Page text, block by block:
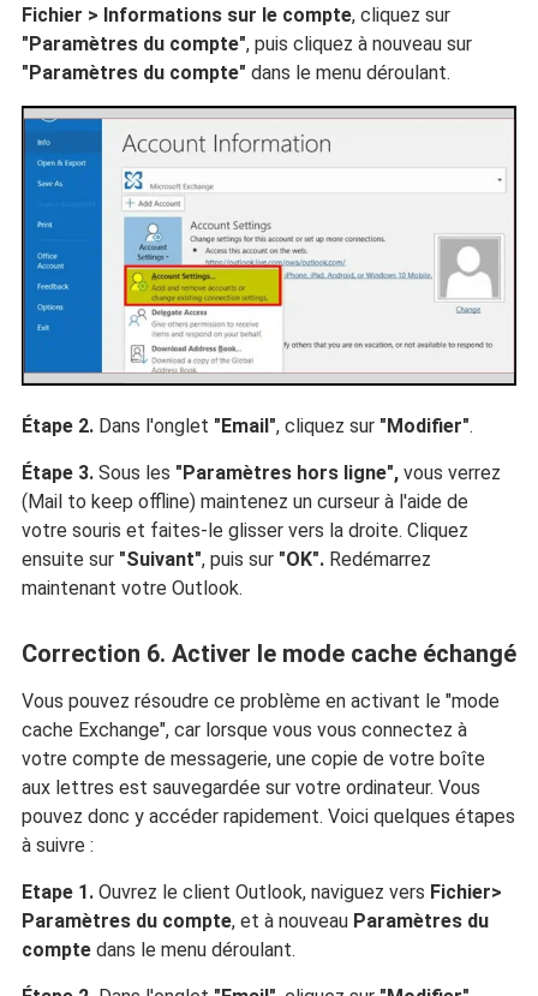
Fichier > Informations sur le compte, cliquez sur
"Paramètres du compte", puis cliquez à nouveau sur
"Paramètres du compte" dans le menu déroulant.
Étape 2. Dans l'onglet "Email", cliquez sur "Modifier".
Étape 3.Sous les "Paramètres hors ligne",vous verrez
(Mail to keep offline) maintenez un curseur à l'aide de
votre souris et faites-le glisser vers la droite. Cliquez
ensuite sur "Suivant", puis sur "OK".Redémarrez
maintenant votre Outlook.
Correction 6. Activer le mode cache échangé
Vous pouvez résoudre ce problème en activant le "mode
cache Exchange", car lorsque vous vous connectez à
votre compte de messagerie, une copie de votre boîte
aux lettres est sauvegardée sur votre ordinateur. Vous
pouvez donc y accéder rapidement. Voici quelques étapes
à suivre :
Etape 1.Ouvrez le client Outlook, naviguez vers Fichier>
Paramètres du compte, et à nouveau Paramètres du
comptedans le menu déroulant.